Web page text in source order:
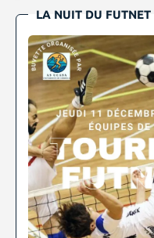
LA NUIT DU FUTNET